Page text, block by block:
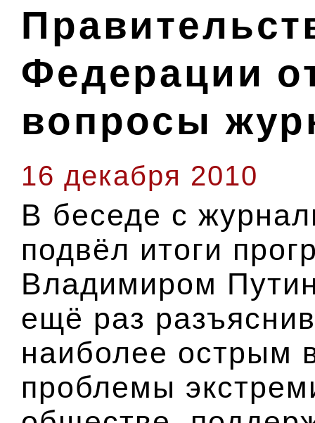
Федерации
вопросы
16 декабря 2010
В беседе с
подвёл итоги
Владимиром
ещё раз
наиболее острым
проблемы